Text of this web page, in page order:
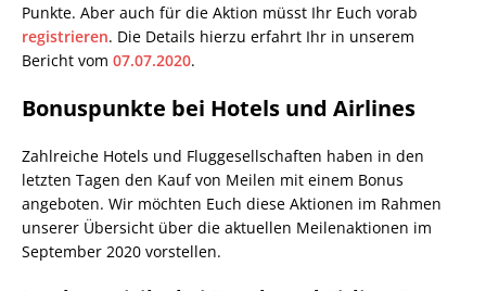
Punkte. Aber auch für die Aktion müsst Ihr Euch vorab
registrieren. Die Details hierzu erfahrt Ihr in unserem
Bericht vom 07.07.2020.
Bonuspunkte bei Hotels und Airlines
Zahlreiche Hotels und Fluggesellschaften haben in den
letzten Tagen den Kauf von Meilen mit einem Bonus
angeboten. Wir möchten Euch diese Aktionen im Rahmen
unserer Übersicht über die aktuellen Meilenaktionen im
September 2020 vorstellen.